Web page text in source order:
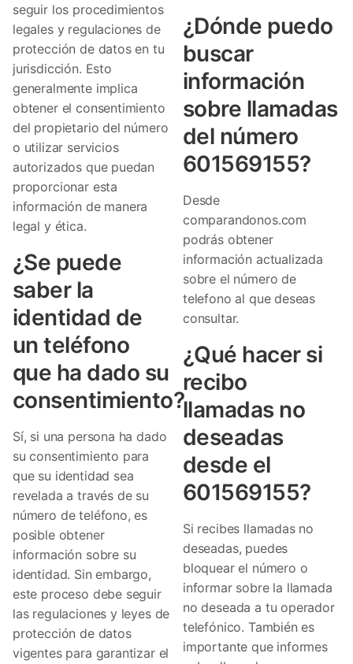
seguir los procedimientos
legales y regulaciones de
protección de datos en tu
jurisdicción. Esto
generalmente implica
obtener el consentimiento
del propietario del número
o utilizar servicios
autorizados que puedan
proporcionar esta
información de manera
legal y ética.
¿Se puede
saber la
identidad de
un teléfono
que ha dado su
consentimiento?
Sí, si una persona ha dado
su consentimiento para
que su identidad sea
revelada a través de su
número de teléfono, es
posible obtener
información sobre su
identidad. Sin embargo,
este proceso debe seguir
las regulaciones y leyes de
protección de datos
vigentes para garantizar el
¿Dónde puedo
buscar
información
sobre llamadas
del número
601569155?
Desde
comparandonos.com
podrás obtener
información actualizada
sobre el número de
telefono al que deseas
consultar.
¿Qué hacer si
recibo
llamadas no
deseadas
desde el
601569155?
Si recibes llamadas no
deseadas, puedes
bloquear el número o
informar sobre la llamada
no deseada a tu operador
telefónico. También es
importante que informes